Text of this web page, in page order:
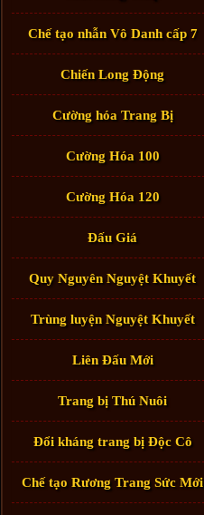
Chế tạo nhẫn Vô Danh cấp 7
Chiến Long Động
Cường hóa Trang Bị
Cường Hóa 100
Cường Hóa 120
Đấu Giá
Quy Nguyên Nguyệt Khuyết
Trùng luyện Nguyệt Khuyết
Liên Đấu Mới
Trang bị Thú Nuôi
Đổi kháng trang bị Độc Cô
Chế tạo Rương Trang Sức Mới